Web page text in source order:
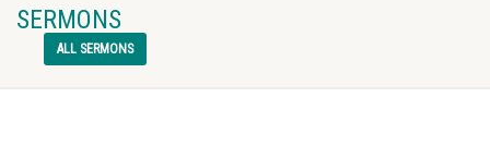
SERMONS
ALL SERMONS